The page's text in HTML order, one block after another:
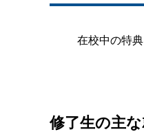
在校中の特典
修了生の主